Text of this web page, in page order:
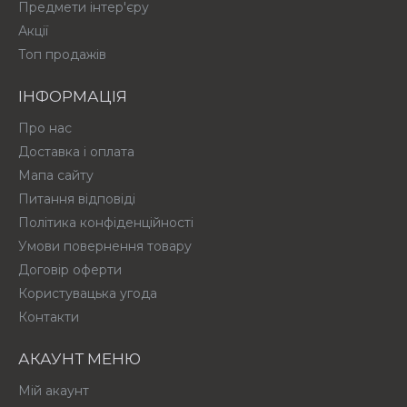
Предмети інтер'єру
Акції
Топ продажів
ІНФОРМАЦІЯ
Про нас
Доставка і оплата
Мапа сайту
Питання відповіді
Політика конфіденційності
Умови повернення товару
Договір оферти
Користувацька угода
Контакти
АКАУНТ МЕНЮ
Мій акаунт